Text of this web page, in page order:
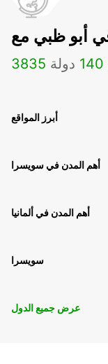
3835 140 دولة
أبرز المواقع
أهم المدن في سويسرا
أهم المدن في ألمانيا
سويسرا
عرض جميع الدول